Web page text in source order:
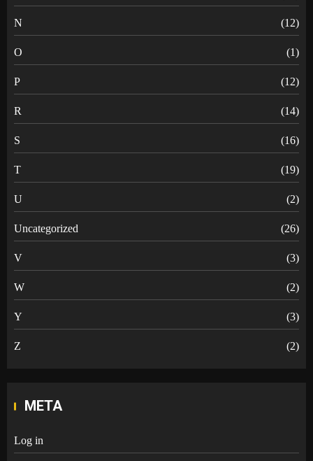
N (12)
O (1)
P (12)
R (14)
S (16)
T (19)
U (2)
Uncategorized (26)
V (3)
W (2)
Y (3)
Z (2)
META
Log in